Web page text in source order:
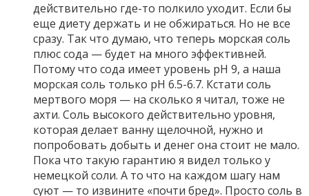
действительно где-то полкило уходит. Если бы
еще диету держать и не обжираться. Но не все
сразу. Так что думаю, что теперь морская соль
плюс сода — будет на много эффективней.
Потому что сода имеет уровень pH 9, а наша
морская соль только pH 6.5-6.7. Кстати соль
мертвого моря — на сколько я читал, тоже не
ахти. Соль высокого действительно уровня,
которая делает ванну щелочной, нужно и
попробовать добыть и денег она стоит не мало.
Пока что такую гарантию я видел только у
немецкой соли. А то что на каждом шагу нам
суют — то извините «почти бред». Просто соль в